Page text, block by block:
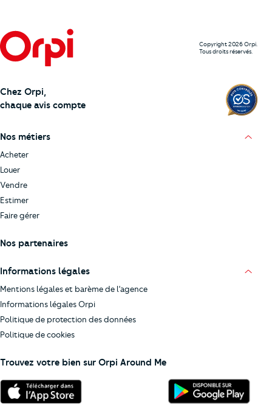
Copyright 2026 Orpi.
Tous droits réservés.
Chez Orpi,
chaque avis compte
Nos métiers
Acheter
Louer
Vendre
Estimer
Faire gérer
Nos partenaires
Informations légales
Mentions légales et barème de l’agence
Informations légales Orpi
Politique de protection des données
Politique de cookies
Trouvez votre bien sur Orpi Around Me